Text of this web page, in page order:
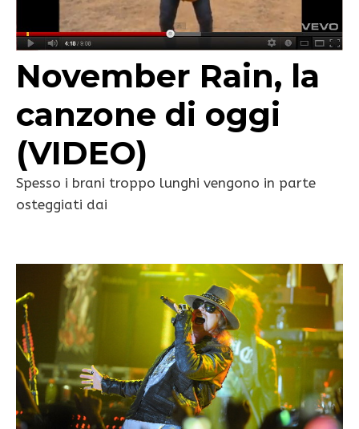
November Rain, la
canzone di oggi
(VIDEO)
Spesso i brani troppo lunghi vengono in parte
osteggiati dai